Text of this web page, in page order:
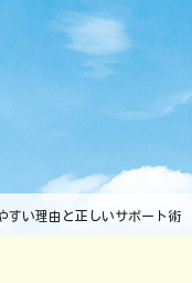
すい理由と正しいサポート術